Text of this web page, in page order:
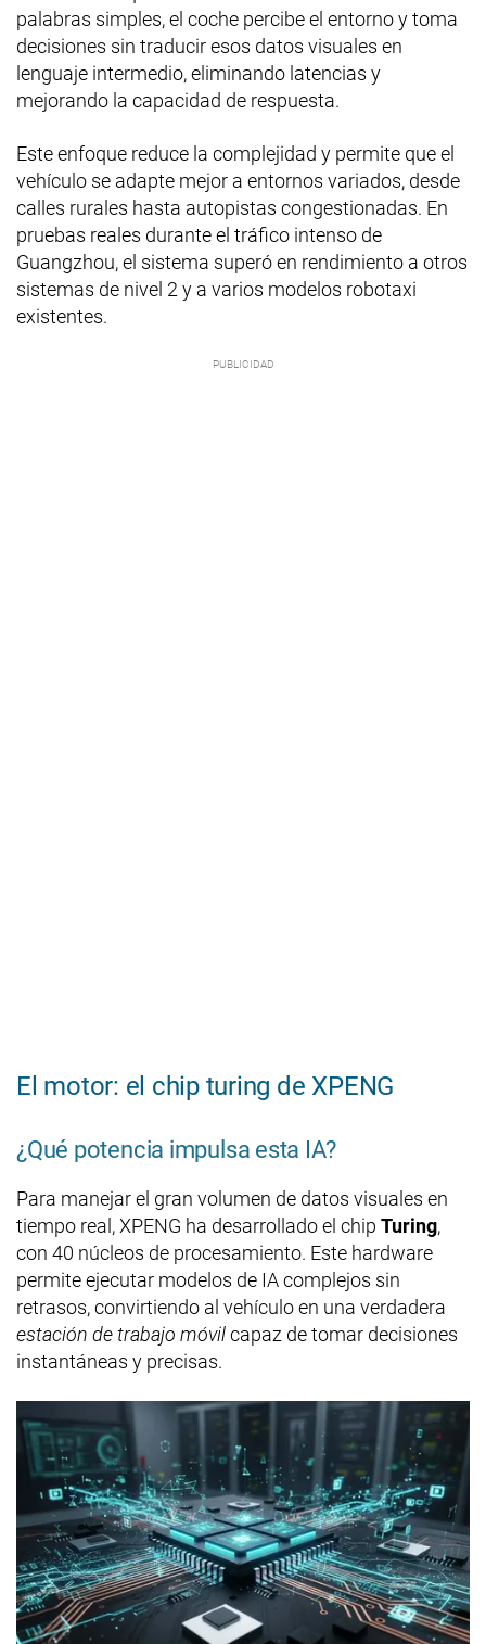
palabras simples, el coche percibe el entorno y toma
decisiones sin traducir esos datos visuales en
lenguaje intermedio, eliminando latencias y
mejorando la capacidad de respuesta.
Este enfoque reduce la complejidad y permite que el
vehículo se adapte mejor a entornos variados, desde
calles rurales hasta autopistas congestionadas. En
pruebas reales durante el tráfico intenso de
Guangzhou, el sistema superó en rendimiento a otros
sistemas de nivel 2 y a varios modelos robotaxi
existentes.
El motor: el chip turing de XPENG
¿Qué potencia impulsa esta IA?
Para manejar el gran volumen de datos visuales en
tiempo real, XPENG ha desarrollado el chip Turing,
con 40 núcleos de procesamiento. Este hardware
permite ejecutar modelos de IA complejos sin
retrasos, convirtiendo al vehículo en una verdadera
estación de trabajo móvilcapaz de tomar decisiones
instantáneas y precisas.